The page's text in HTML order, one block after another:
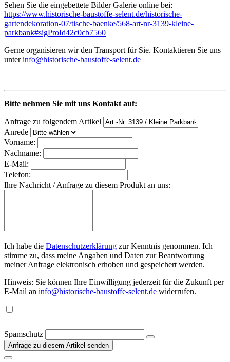
Sehen Sie die eingebettete Bilder Galerie online bei:
https://www.historische-baustoffe-selent.de/historische-
gartendekoration-07/tische-baenke/568-art-nr-3139-kleine-
parkbank#sigProId42c0cb7560
Gerne organisieren wir den Transport für Sie. Kontaktieren Sie uns
unterinfo@historische-baustoffe-selent.de
Bitte nehmen Sie mit uns Kontakt auf:
Anfrage zu folgendem Artikel
Anrede
Vorname:
Nachname:
E-Mail:
Telefon:
Ihre Nachricht / Anfrage zu diesem Produkt an uns:
Ich habe die Datenschutzerklärung zur Kenntnis genommen. Ich
stimme zu, dass meine Angaben und Daten zur Beantwortung
meiner Anfrage elektronisch erhoben und gespeichert werden.
Hinweis: Sie können Ihre Einwilligung jederzeit für die Zukunft per
E-Mail an info@historische-baustoffe-selent.de widerrufen.
Spamschutz
Anfrage zu diesem Artikel senden